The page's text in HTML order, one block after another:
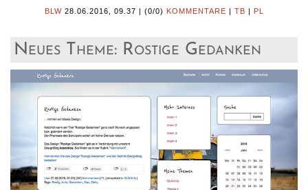
BLW 28.06.2016, 09.37 | (0/0) KOMMENTARE | TB | PL
Neues Theme: Rostige Gedanken